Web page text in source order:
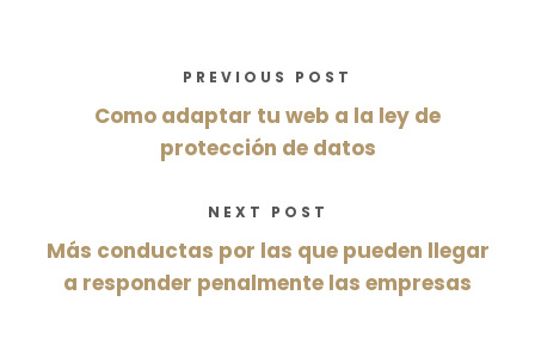
PREVIOUS POST
Como adaptar tu web a la ley de
protección de datos
NEXT POST
Más conductas por las que pueden llegar
a responder penalmente las empresas